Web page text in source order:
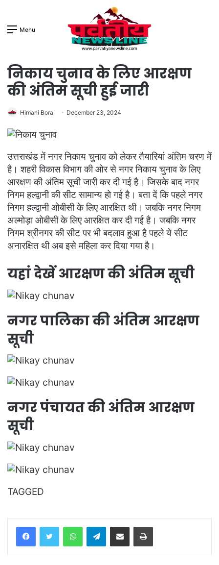
Menu
निकाय चुनाव के लिए आरक्षण
की अंतिम सूची हुई जारी
Himani Bora December 23, 2024
उत्तराखंड में नगर निकाय चुनाव को लेकर तैयारियां अंतिम चरण में
है। शहरी विकास विभाग की ओर से नगर निकाय चुनाव के लिए
आरक्षण की अंतिम सूची जारी कर दी गई है। जिसके बाद नगर
निगम हल्द्वानी की सीट सामान्य हो गई है। बता दें कि पहले नगर
निगम हल्द्वानी ओबीसी के लिए आरक्षित थी। जबकि नगर निगम
अल्मोड़ा ओबीसी के लिए आरक्षित कर दी गई है। जबकि नगर
निगम श्रीनगर की सीट पर भी बदलाव हुआ है पहले ये सीट
अनारक्षित थी अब इसे महिला कर दिया गया है।
यहां देखें आरक्षण की अंतिम सूची
नगर पालिका की अंतिम आरक्षण
सूची
नगर पंचायत की अंतिम आरक्षण
सूची
TAGGED
WhatsAppTelegramShare via Email Print